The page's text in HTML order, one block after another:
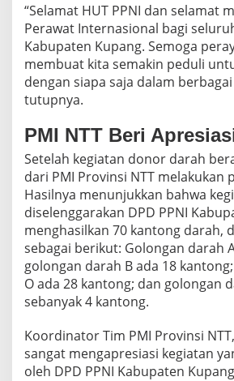
“Selamat HUT PPNI dan selamat
Perawat Internasional bagi
Kabupaten Kupang. Semoga
membuat kita semakin peduli
dengan siapa saja dalam
tutupnya.
PMI NTT Beri
Setelah kegiatan donor darah
dari PMI Provinsi NTT melakukan
Hasilnya menunjukkan bahwa
diselenggarakan DPD PPNI
menghasilkan 70 kantong darah,
sebagai berikut: Golongan darah
golongan darah B ada 18
O ada 28 kantong; dan golongan
sebanyak 4 kantong.
Koordinator Tim PMI Provinsi
sangat mengapresiasi kegiatan
oleh DPD PPNI Kabupaten